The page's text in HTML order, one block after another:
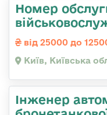
Номер
від 25000 до
Київ, Київська
Інженер